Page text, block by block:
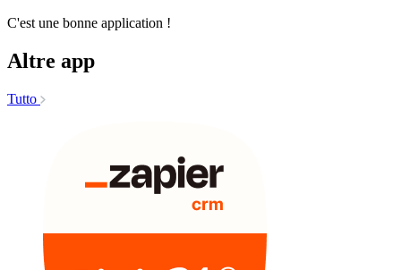
C'est une bonne application !
Altre app
Tutto